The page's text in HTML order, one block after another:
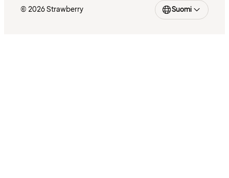
© 2026 Strawberry Suomi